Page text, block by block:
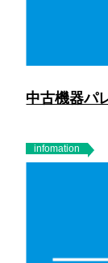
中古機器パ
infomation